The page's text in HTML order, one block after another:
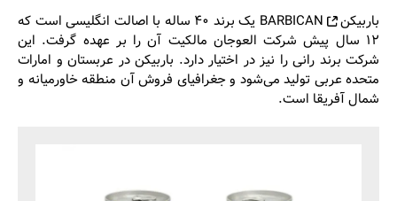
باربیکن
BARBICAN یک برند ۴۰ ساله با اصالت انگلیسی است که
۱۲ سال پیش شرکت العوجان مالکیت آن را بر عهده گرفت. این
شرکت برند رانی را نیز در اختیار دارد. باربیکن در عربستان و امارات
متحده عربی تولید می‌شود و جغرافیای فروش آن منطقه خاورمیانه و
شمال آفریقا است.